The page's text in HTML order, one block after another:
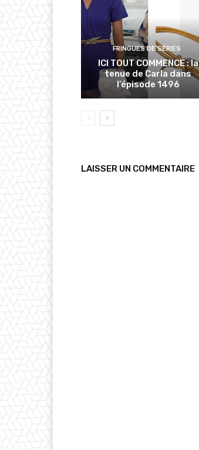
FRINGUES DE SÉRIES
ICI TOUT COMMENCE : la
tenue de Carla dans
l’épisode 1496
LAISSER UN COMMENTAIRE